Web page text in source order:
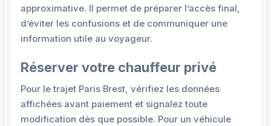
approximative. Il permet de préparer l’accès final,
d’éviter les confusions et de communiquer une
information utile au voyageur.
Réserver votre chauffeur privé
Pour le trajet Paris Brest, vérifiez les données
affichées avant paiement et signalez toute
modification dès que possible. Pour un véhicule